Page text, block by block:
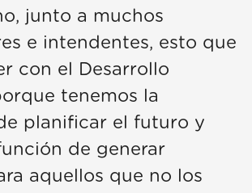
junto a muchos
e intendentes, esto que
con el Desarrollo
tenemos la
planificar el futuro y
de generar
aquellos que no los